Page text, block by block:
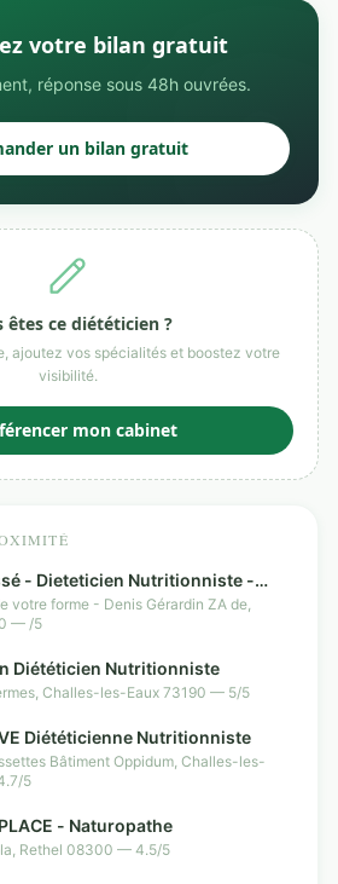
votre bilan gratuit
réponse sous 48h ouvrées.
un bilan gratuit
êtes ce diététicien ?
ajoutez vos spécialités et boostez votre
visibilité.
mon cabinet
- Dieteticien Nutritionniste -
votre forme - Denis Gérardin ZA de,
— /5
Diététicien Nutritionniste
Challes-les-Eaux 73190 — 5/5
Diététicienne Nutritionniste
Bâtiment Oppidum, Challes-les-
5
- Naturopathe
Rethel 08300 — 4.5/5